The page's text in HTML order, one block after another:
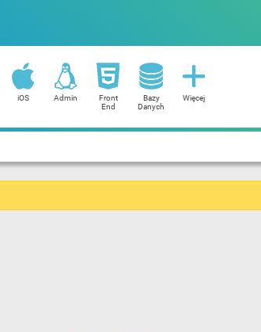
iOS Admin
Front
End
Bazy
Danych
Więcej